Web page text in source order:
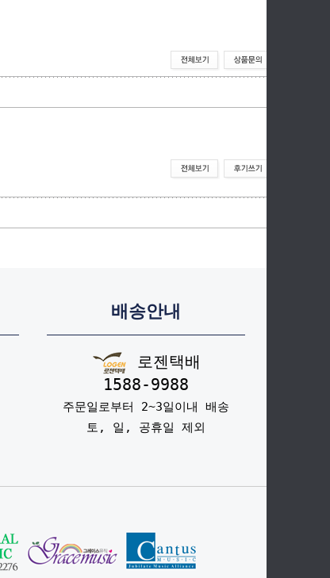
배송안내
로젠택배
1588-9988
주문일로부터 2~3일이내 배송
토, 일, 공휴일 제외